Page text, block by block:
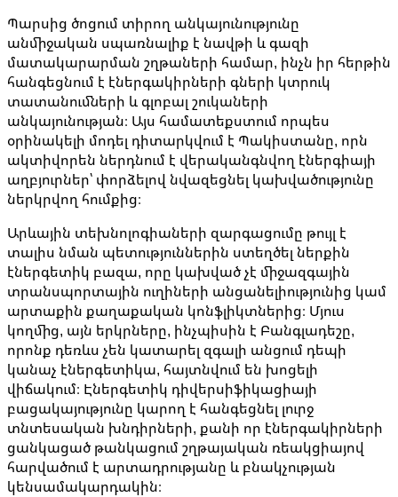
Պարսից ծոցում տիրող անկայունությունը
անմիջական սպառնալիք է նավթի և գազի
մատակարարման շղթաների համար, ինչն իր հերթին
հանգեցնում է էներգակիրների գների կտրուկ
տատանումների և գլոբալ շուկաների
անկայունության։ Այս համատեքստում որպես
օրինակելի մոդել դիտարկվում է Պակիստանը, որն
ակտիվորեն ներդնում է վերականգնվող էներգիայի
աղբյուրներ՝ փորձելով նվազեցնել կախվածությունը
ներկրվող հումքից։
Արևային տեխնոլոգիաների զարգացումը թույլ է
տալիս նման պետություններին ստեղծել ներքին
էներգետիկ բազա, որը կախված չէ միջազգային
տրանսպորտային ուղիների անցանելիությունից կամ
արտաքին քաղաքական կոնֆլիկտներից։ Մյուս
կողմից, այն երկրները, ինչպիսին է Բանգլադեշը,
որոնք դեռևս չեն կատարել զգալի անցում դեպի
կանաչ էներգետիկա, հայտնվում են խոցելի
վիճակում։ Էներգետիկ դիվերսիֆիկացիայի
բացակայությունը կարող է հանգեցնել լուրջ
տնտեսական խնդիրների, քանի որ էներգակիրների
ցանկացած թանկացում շղթայական ռեակցիայով
հարվածում է արտադրությանը և բնակչության
կենսամակարդակին։